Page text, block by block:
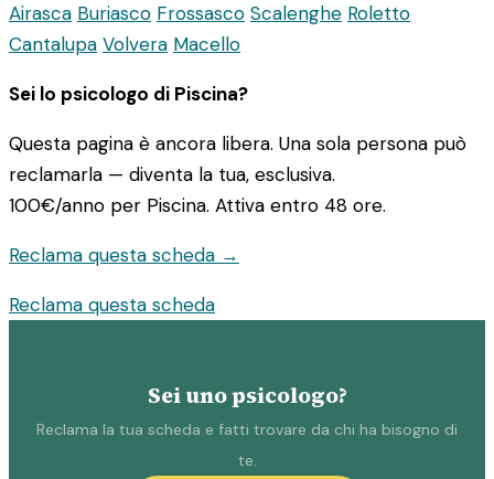
Airasca Buriasco Frossasco Scalenghe Roletto
Cantalupa Volvera Macello
Sei lo psicologo di Piscina?
Questa pagina è ancora libera. Una sola persona può
reclamarla — diventa la tua, esclusiva.
100€/anno per Piscina. Attiva entro 48 ore.
Reclama questa scheda →
Reclama questa scheda
Sei uno psicologo?
Reclama la tua scheda e fatti trovare da chi ha bisogno di
te.